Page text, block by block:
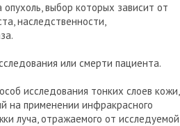
выбор которых зависит от
наследственности,
или смерти пациента.
исследования тонких слоев кожи,
на применении инфракрасного
луча, отражаемого от исследуемой